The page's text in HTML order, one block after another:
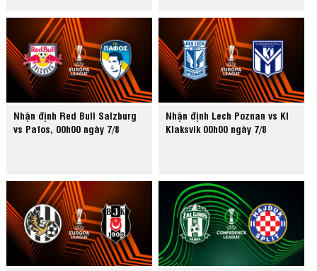
Nhận định Red Bull Salzburg
vs Pafos, 00h00 ngày 7/8
Nhận định Lech Poznan vs KI
Klaksvik 00h00 ngày 7/8